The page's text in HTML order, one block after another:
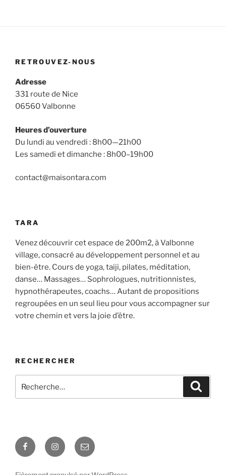
RETROUVEZ-NOUS
Adresse
331 route de Nice
06560 Valbonne
Heures d’ouverture
Du lundi au vendredi : 8h00—21h00
Les samedi et dimanche : 8h00–19h00
contact@maisontara.com
TARA
Venez découvrir cet espace de 200m2, à Valbonne
village, consacré au développement personnel et au
bien-être. Cours de yoga, taiji, pilates, méditation,
danse… Massages… Sophrologues, nutritionnistes,
hypnothérapeutes, coachs… Autant de propositions
regroupées en un seul lieu pour vous accompagner sur
votre chemin et vers la joie d’être.
RECHERCHER
pour
FacebookInstagram
E-
mail